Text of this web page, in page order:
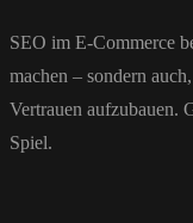
SEO im E-Commerce
machen – sondern
Vertrauen aufzubauen.
Spiel.